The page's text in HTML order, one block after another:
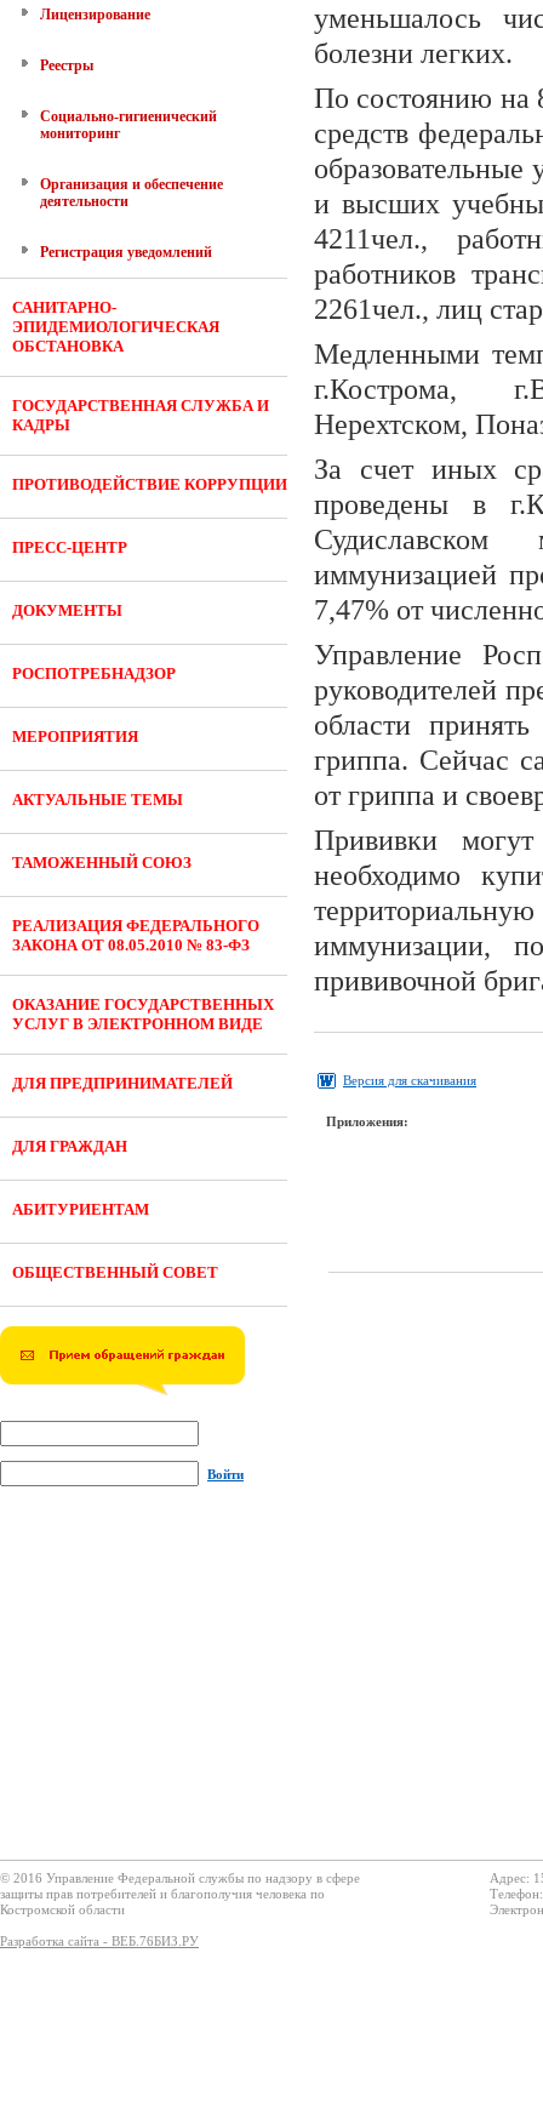
Лицензирование
Реестры
Социально-гигиенический
мониторинг
Организация и обеспечение
деятельности
Регистрация уведомлений
САНИТАРНО-
ЭПИДЕМИОЛОГИЧЕСКАЯ
ОБСТАНОВКА
ГОСУДАРСТВЕННАЯ СЛУЖБА И
КАДРЫ
ПРОТИВОДЕЙСТВИЕ КОРРУПЦИИ
ПРЕСС-ЦЕНТР
ДОКУМЕНТЫ
РОСПОТРЕБНАДЗОР
МЕРОПРИЯТИЯ
АКТУАЛЬНЫЕ ТЕМЫ
ТАМОЖЕННЫЙ СОЮЗ
РЕАЛИЗАЦИЯ ФЕДЕРАЛЬНОГО
ЗАКОНА ОТ 08.05.2010 № 83-ФЗ
ОКАЗАНИЕ ГОСУДАРСТВЕННЫХ
УСЛУГ В ЭЛЕКТРОННОМ ВИДЕ
ДЛЯ ПРЕДПРИНИМАТЕЛЕЙ
ДЛЯ ГРАЖДАН
АБИТУРИЕНТАМ
ОБЩЕСТВЕННЫЙ СОВЕТ
Войти
уменьшалось
болезни легких.
По состоянию на
средств
образовательные
и высших
4211чел.,
работников
2261чел., лиц
Медленными
г.Кострома,
Нерехтском,
За счет иных
проведены в
иммунизацией
7,47% от
Управление
руководителей
области
гриппа. Сейчас
от гриппа и
Прививки
необходимо
иммунизации,
прививочной
Версия для скачивания
Приложения:
© 2016 Управление Федеральной службы по надзору в сфере
защиты прав потребителей и благополучия человека по
Костромской области
Разработка сайта - ВЕБ.76БИЗ.РУ
Адрес: